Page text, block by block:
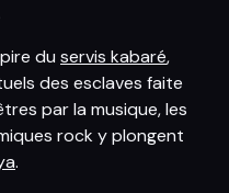
du servis kabaré,
des esclaves faite
par la musique, les
rock y plongent
.